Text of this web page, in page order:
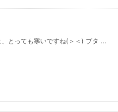
とっても寒いですね(＞＜) ブタ ...